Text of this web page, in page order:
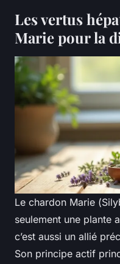
Les vertus
Marie pour la
Le chardon Marie (
seulement une plante
c’est aussi un allié
Son principe actif